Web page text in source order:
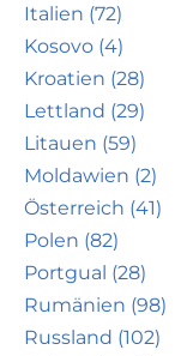
Italien (72)
Kosovo (4)
Kroatien (28)
Lettland (29)
Litauen (59)
Moldawien (2)
Österreich (41)
Polen (82)
Portgual (28)
Rumänien (98)
Russland (102)